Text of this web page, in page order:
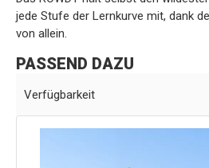
jede Stufe der Lernkurve mit, dank
von allein.
PASSEND DAZU
Verfügbarkeit